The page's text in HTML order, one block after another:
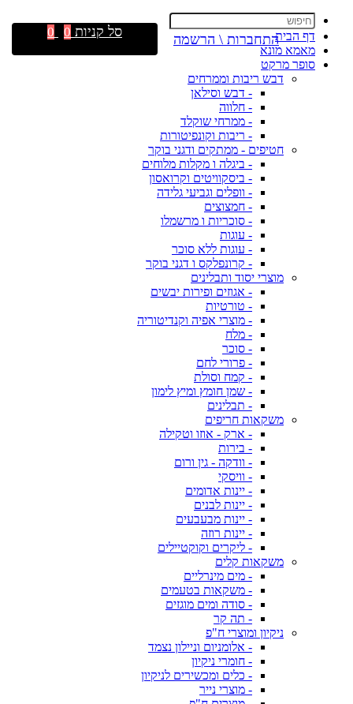
דף הבית
מאמא מונא
סופר מרקט
דבש ריבות וממרחים
- דבש וסילאן
- חלווה
- ממרחי שוקלד
- ריבות וקונפיטורות
חטיפים - ממתקים ודגני בוקר
- ביגלה ו מקלות מלוחים
- ביסקוויטים וקרואסון
- וופלים וגביעי גלידה
- חמצוצים
- סוכריות ו מרשמלו
- עוגות
- עוגות ללא סוכר
- קרונפלקס ו דגני בוקר
מוצרי יסוד ותבלינים
- אגוזים ופירות יבשים
- טורטיות
- מוצרי אפיה וקנדיטוריה
- מלח
- סוכר
- פרורי לחם
- קמח וסולת
- שמן חומץ ומיץ לימון
- תבלינים
משקאות חריפים
- ארק - אוזו וטקילה
- בירות
- וודקה - גין ורום
- וויסקי
- יינות אדומים
- יינות לבנים
- יינות מבעבעים
- יינות רוזה
- ליקרים וקוקטיילים
משקאות קלים
- מים מינרליים
- משקאות בטעמים
- סודה ומים מוגזים
- תה קר
ניקיון ומוצרי ח"פ
- אלומניום וניילון נצמד
- חומרי ניקיון
- כלים ומכשירים לניקיון
- מוצרי נייר
התחברות \ הרשמה סל קניות 0
0